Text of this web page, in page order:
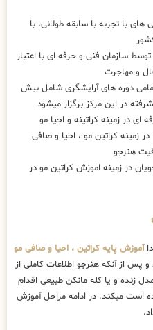
با تجربه با سابقه طولانی، با
توسط سازمان فنی و حرفه ای با اعتبار
و مهاجرت
دوره های آرایشگری شامل بیش
ای در زمینه کراتینه و احیا مو
زمینه کراتین مو ، احیا و صافی
هنرجو
در زمینه اموزش کراتین مو در
آموزش پایه کراتین ، احیا و صافی مو
پس از آنکه هنرجو اطلاعات کاملی از
زنده و یا کله مانکن طبیعی اقدام
است میکند. در ادامه مراحل آموزش